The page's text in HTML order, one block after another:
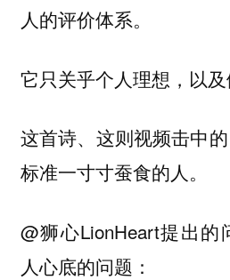
人的评价体系。
它只关乎个人理想，以及
这首诗、这则视频击中
标准一寸寸蚕食的人。
@狮心LionHeart提出的
人心底的问题：